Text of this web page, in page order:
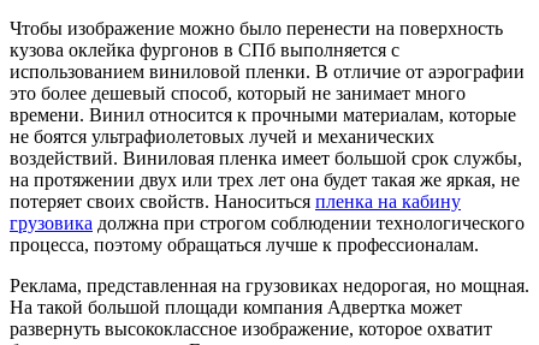
Чтобы изображение можно было перенести на поверхность
кузова оклейка фургонов в СПб выполняется с
использованием виниловой пленки. В отличие от аэрографии
это более дешевый способ, который не занимает много
времени. Винил относится к прочными материалам, которые
не боятся ультрафиолетовых лучей и механических
воздействий. Виниловая пленка имеет большой срок службы,
на протяжении двух или трех лет она будет такая же яркая, не
потеряет своих свойств. Наноситься пленка на кабину
грузовика должна при строгом соблюдении технологического
процесса, поэтому обращаться лучше к профессионалам.
Реклама, представленная на грузовиках недорогая, но мощная.
На такой большой площади компания Адвертка может
развернуть высококлассное изображение, которое охватит